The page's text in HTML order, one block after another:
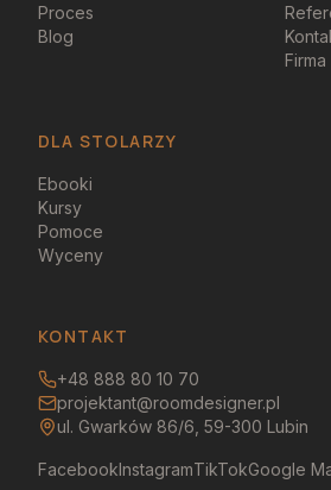
Proces
Blog
Firma
DLA STOLARZY
Ebooki
Kursy
Pomoce
Wyceny
KONTAKT
+48 888 80 10 70
projektant@roomdesigner.pl
ul. Gwarków 86/6, 59-300 Lubin
FacebookInstagramTikTokGoogle